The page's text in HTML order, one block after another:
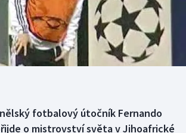
fotbalový útočník Fernando
o mistrovství světa v Jihoafrické